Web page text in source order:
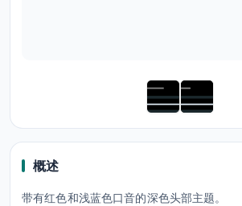
概述
带有红色和浅蓝色口音的深色头部主题。